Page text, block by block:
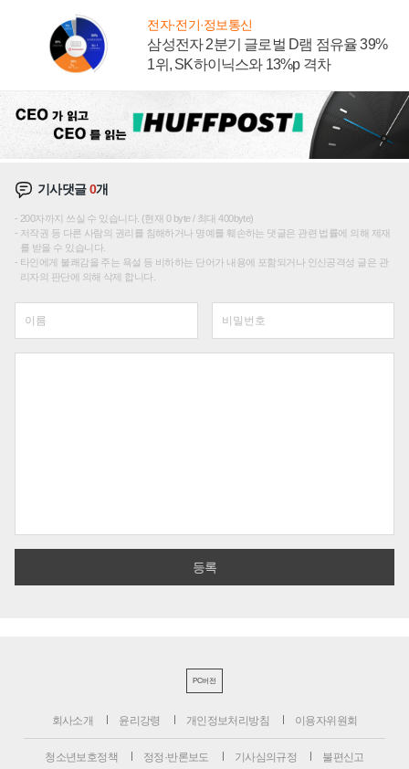
전자·전기·정보통신
삼성전자 2분기 글로벌 D램 점유율 39%
1위, SK하이닉스와 13%p 격차
기사댓글0개
200자까지 쓰실 수 있습니다. (현재 0 byte / 최대 400byte)
저작권 등 다른 사람의 권리를 침해하거나 명예를 훼손하는 댓글은 관련 법률에 의해 제재
를 받을 수 있습니다.
타인에게 불쾌감을 주는 욕설 등 비하하는 단어가 내용에 포함되거나 인신공격성 글은 관
리자의 판단에 의해 삭제 합니다.
PC버전
회사소개 윤리강령 개인정보처리방침 이용자위원회
청소년보호정책 정정·반론보도 기사심의규정 불편신고